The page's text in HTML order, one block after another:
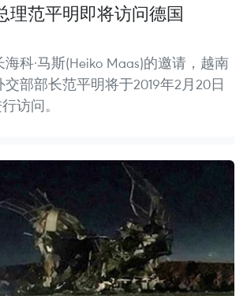
理范平明即将访问德国
科·马斯(Heiko Maas)的邀请，越南
部部长范平明将于2019年2月20日
访问。